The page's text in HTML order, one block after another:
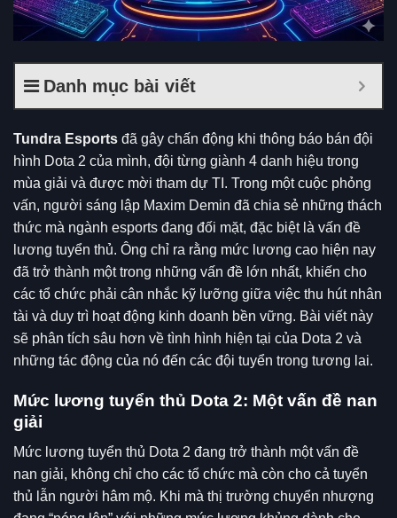
Danh mục bài viết
Tundra Esports đã gây chấn động khi thông báo bán đội
hình Dota 2 của mình, đội từng giành 4 danh hiệu trong
mùa giải và được mời tham dự TI. Trong một cuộc phỏng
vấn, người sáng lập Maxim Demin đã chia sẻ những thách
thức mà ngành esports đang đối mặt, đặc biệt là vấn đề
lương tuyển thủ. Ông chỉ ra rằng mức lương cao hiện nay
đã trở thành một trong những vấn đề lớn nhất, khiến cho
các tổ chức phải cân nhắc kỹ lưỡng giữa việc thu hút nhân
tài và duy trì hoạt động kinh doanh bền vững. Bài viết này
sẽ phân tích sâu hơn về tình hình hiện tại của Dota 2 và
những tác động của nó đến các đội tuyển trong tương lai.
Mức lương tuyển thủ Dota 2: Một vấn đề nan
giải
Mức lương tuyển thủ Dota 2 đang trở thành một vấn đề
nan giải, không chỉ cho các tổ chức mà còn cho cả tuyển
thủ lẫn người hâm mộ. Khi mà thị trường chuyển nhượng